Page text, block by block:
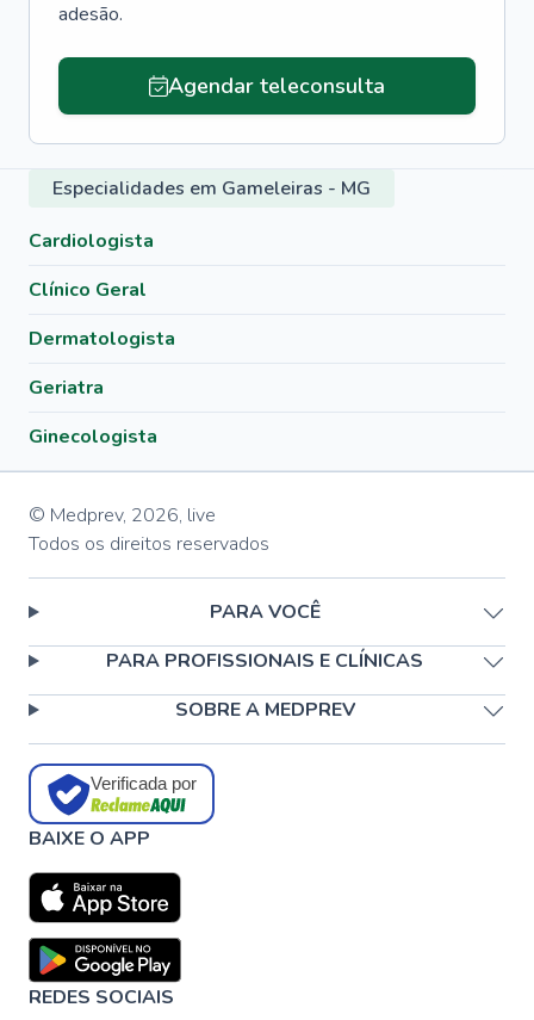
adesão.
Agendar teleconsulta
Especialidades em Gameleiras - MG
Cardiologista
Clínico Geral
Dermatologista
Geriatra
Ginecologista
© Medprev, 2026, live
Todos os direitos reservados
PARA VOCÊ
PARA PROFISSIONAIS E CLÍNICAS
SOBRE A MEDPREV
Verificada por
BAIXE O APP
REDES SOCIAIS